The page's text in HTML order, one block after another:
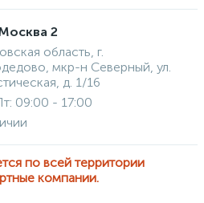
2
область, г.
мкр-н Северный, ул.
д. 1/16
09:00 - 17:00
по всей территории
компании.